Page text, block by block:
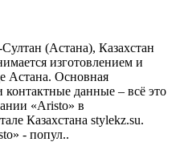
(Астана), Казахстан
изготовлением и
Астана. Основная
данные – всё это
«Aristo» в
Казахстана stylekz.su.
- попул..